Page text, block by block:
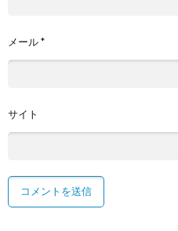
メール*
サイト